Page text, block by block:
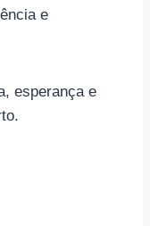
e
esperança e